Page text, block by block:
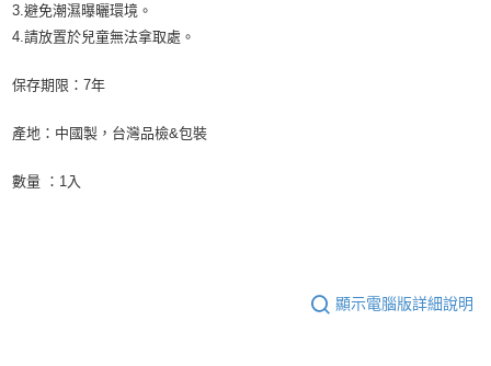
3.避免潮濕曝曬環境。
4.請放置於兒童無法拿取處。
保存期限：7年
產地：中國製，台灣品檢&包裝
數量 ：1入
顯示電腦版詳細說明